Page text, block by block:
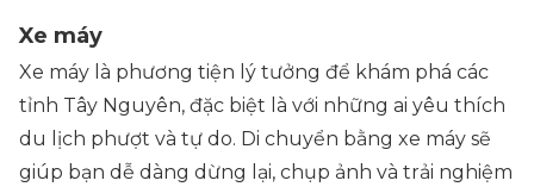
Xe máy
Xe máy là phương tiện lý tưởng để khám phá các
tỉnh Tây Nguyên, đặc biệt là với những ai yêu thích
du lịch phượt và tự do. Di chuyển bằng xe máy sẽ
giúp bạn dễ dàng dừng lại, chụp ảnh và trải nghiệm